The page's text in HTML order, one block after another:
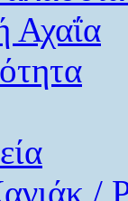
Αχαΐα
/